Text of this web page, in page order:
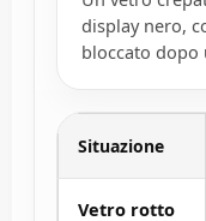
display nero,
bloccato dopo
Situazione
Vetro rotto